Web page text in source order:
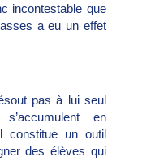
incontestable que
a eu un effet
pas à lui seul
en
constitue un outil
des élèves qui